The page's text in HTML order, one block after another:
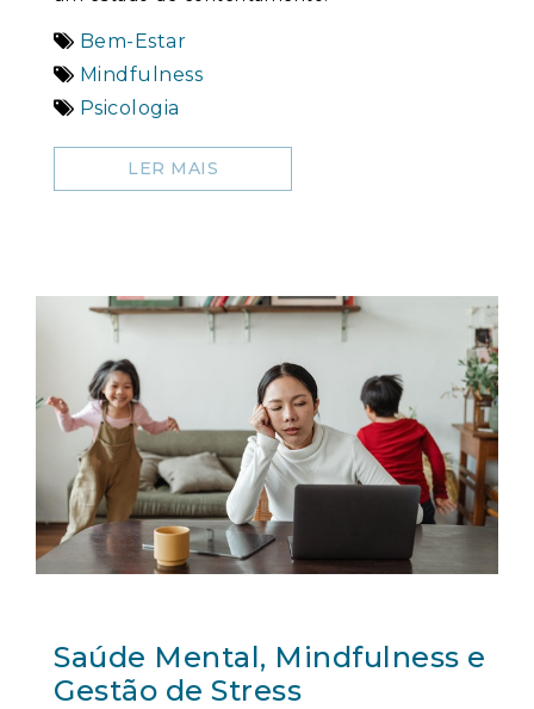
Bem-Estar
Mindfulness
Psicologia
LER MAIS
Saúde Mental, Mindfulness e
Gestão de Stress